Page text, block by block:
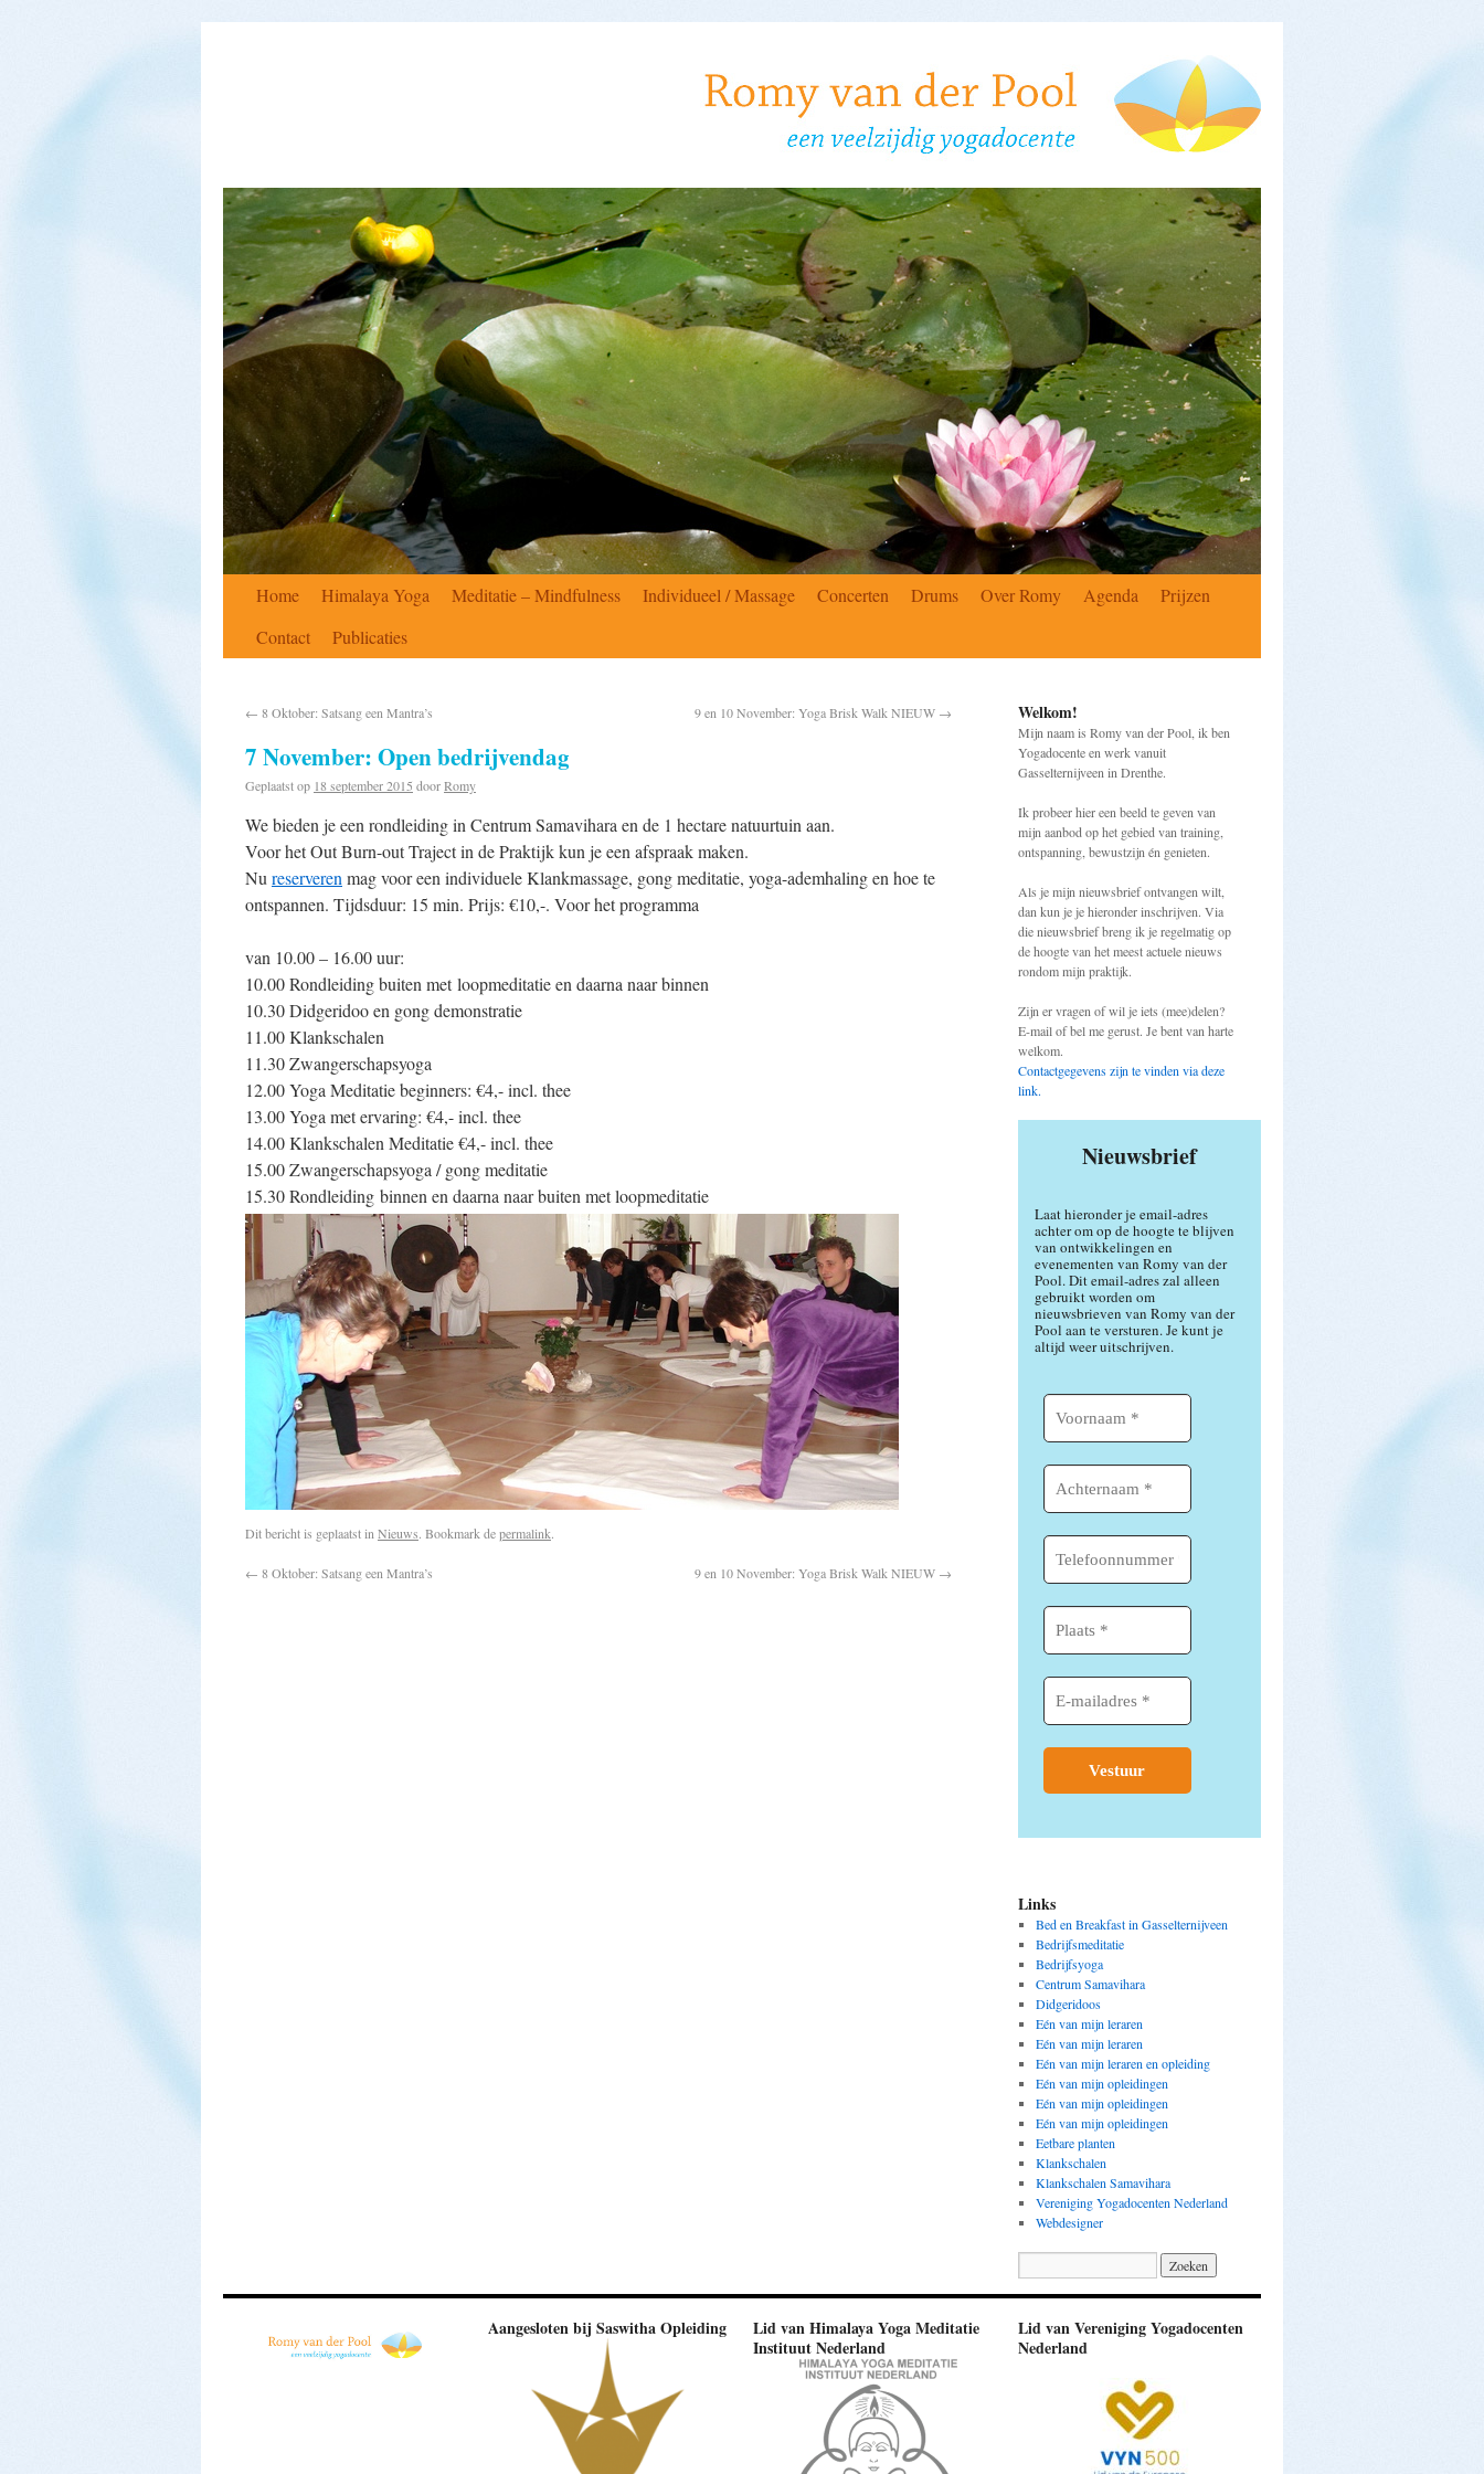
Home Himalaya Yoga Meditatie – Mindfulness Individueel / Massage Concerten Drums Over Romy Agenda
Prijzen
Contact
Publicaties
← 8 Oktober: Satsang een Mantra’s 9 en 10 November: Yoga Brisk Walk NIEUW →
7 November: Open bedrijvendag
Geplaatst op 18 september 2015 doorRomy
We bieden je een rondleiding in Centrum Samavihara en de 1 hectare natuurtuin aan.
Voor het Out Burn-out Traject in de Praktijk kun je een afspraak maken.
Nu reserveren mag voor een individuele Klankmassage, gong meditatie, yoga-ademhaling en hoe te
ontspannen. Tijdsduur: 15 min. Prijs: €10,-. Voor het programma
van 10.00 – 16.00 uur:
10.00 Rondleiding buiten met loopmeditatie en daarna naar binnen
10.30 Didgeridoo en gong demonstratie
11.00 Klankschalen
11.30 Zwangerschapsyoga
12.00 Yoga Meditatie beginners: €4,- incl. thee
13.00 Yoga met ervaring: €4,- incl. thee
14.00 Klankschalen Meditatie €4,- incl. thee
15.00 Zwangerschapsyoga / gong meditatie
15.30 Rondleiding binnen en daarna naar buiten met loopmeditatie
Dit bericht is geplaatst in Nieuws. Bookmark depermalink.
← 8 Oktober: Satsang een Mantra’s 9 en 10 November: Yoga Brisk Walk NIEUW →
Welkom!
Mijn naam is Romy van der Pool, ik ben
Yogadocente en werk vanuit
Gasselternijveen in Drenthe.
Ik probeer hier een beeld te geven van
mijn aanbod op het gebied van training,
ontspanning, bewustzijn én genieten.
Als je mijn nieuwsbrief ontvangen wilt,
dan kun je je hieronder inschrijven. Via
die nieuwsbrief breng ik je regelmatig op
de hoogte van het meest actuele nieuws
rondom mijn praktijk.
Zijn er vragen of wil je iets (mee)delen?
E-mail of bel me gerust. Je bent van harte
welkom.
Contactgegevens zijn te vinden via deze
link.
Nieuwsbrief
Laat hieronder je email-adres
achter om op de hoogte te blijven
van ontwikkelingen en
evenementen van Romy van der
Pool. Dit email-adres zal alleen
gebruikt worden om
nieuwsbrieven van Romy van der
Pool aan te versturen. Je kunt je
altijd weer uitschrijven.
Links
Bed en Breakfast in Gasselternijveen
Bedrijfsmeditatie
Bedrijfsyoga
Centrum Samavihara
Didgeridoos
Eén van mijn leraren
Eén van mijn leraren
Eén van mijn leraren en opleiding
Eén van mijn opleidingen
Eén van mijn opleidingen
Eén van mijn opleidingen
Eetbare planten
Klankschalen
Klankschalen Samavihara
Vereniging Yogadocenten Nederland
Webdesigner
Aangesloten bij Saswitha Opleiding
Lid van Himalaya Yoga Meditatie
Instituut Nederland
Lid van Vereniging Yogadocenten
Nederland